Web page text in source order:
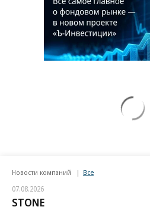
Новости компаний Все
07.08.2026
STONE